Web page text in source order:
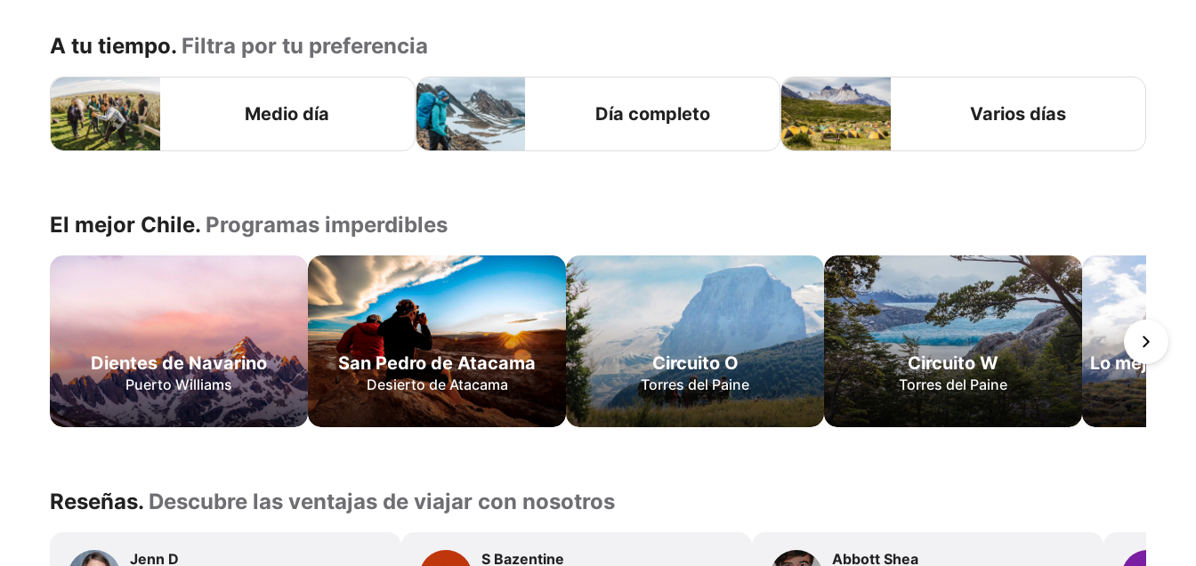
A tu tiempo. Filtra por tu preferencia
Medio día Día completo Varios días
El mejor Chile. Programas imperdibles
Dientes
Navarino
San
Pedro
de
Atacama
Circuito
Lo
Dientes de Navarino
Puerto Williams
San Pedro de Atacama
Desierto de Atacama
Circuito O
Torres del Paine
Circuito W
Torres del Paine
Lo mejor de
Reseñas.
las
Reseñas. Descubre las ventajas de viajar con nosotros
Jenn D S Bazentine Abbott Shea